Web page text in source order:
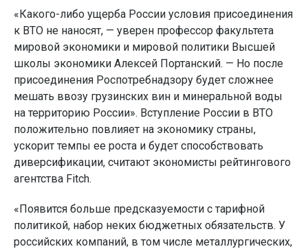
«Какого-либо ущерба России условия присоединения
к ВТО не наносят, — уверен профессор факультета
мировой экономики и мировой политики Высшей
школы экономики Алексей Портанский. — Но после
присоединения Роспотребнадзору будет сложнее
мешать ввозу грузинских вин и минеральной воды
на территорию России». Вступление России в ВТО
положительно повлияет на экономику страны,
ускорит темпы ее роста и будет способствовать
диверсификации, считают экономисты рейтингового
агентства Fitch.
«Появится больше предсказуемости с тарифной
политикой, набор неких бюджетных обязательств. У
российских компаний, в том числе металлургических,